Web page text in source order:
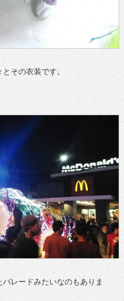
その衣装です。
レードみたいなのもありま